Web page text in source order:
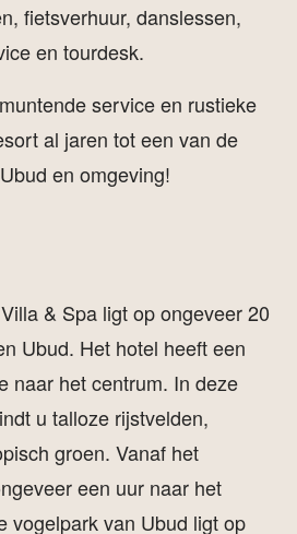
fietsverhuur, danslessen,
en tourdesk.
service en rustieke
al jaren tot een van de
en omgeving!
& Spa ligt op ongeveer 20
Ubud. Het hotel heeft een
naar het centrum. In deze
u talloze rijstvelden,
groen. Vanaf het
een uur naar het
vogelpark van Ubud ligt op